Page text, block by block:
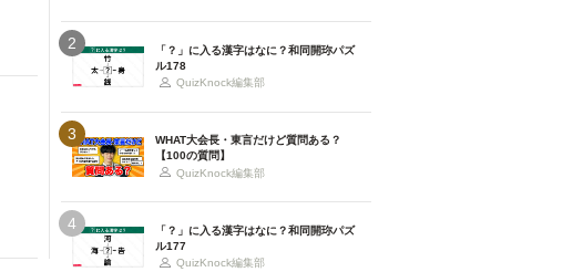
2
「？」に入る漢字はなに？和同開珎パズ
ル178
QuizKnock編集部
3
WHAT大会長・東言だけど質問ある？
【100の質問】
QuizKnock編集部
4
「？」に入る漢字はなに？和同開珎パズ
ル177
QuizKnock編集部